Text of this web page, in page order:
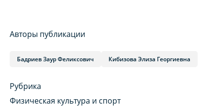
Авторы публикации
Бадриев Заур Феликсович Кибизова Элиза Георгиевна
Рубрика
Физическая культура и спорт